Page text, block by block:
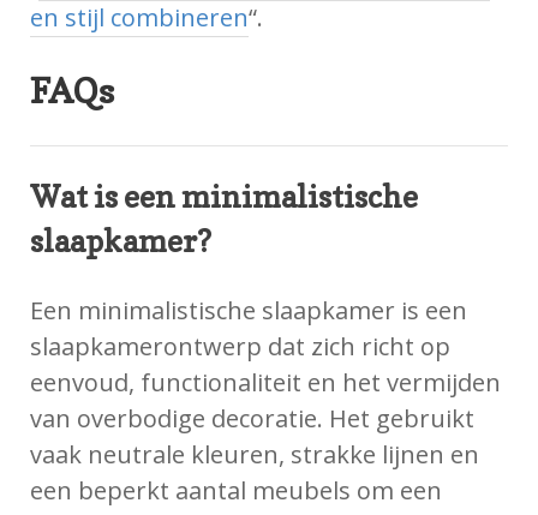
en stijl combineren“.
FAQs
Wat is een minimalistische
slaapkamer?
Een minimalistische slaapkamer is een
slaapkamerontwerp dat zich richt op
eenvoud, functionaliteit en het vermijden
van overbodige decoratie. Het gebruikt
vaak neutrale kleuren, strakke lijnen en
een beperkt aantal meubels om een